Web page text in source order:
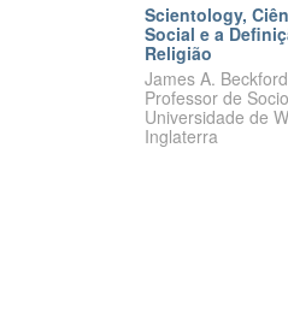
Scientology,
Social e a
Religião
James A. Beckford
Professor de
Universidade de
Inglaterra